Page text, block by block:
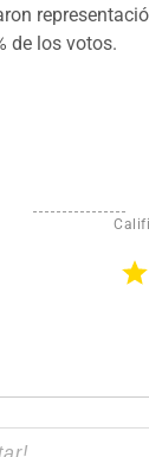
de los votos.